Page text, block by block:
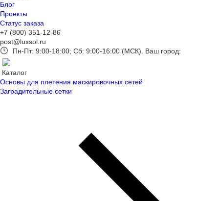
Блог
Проекты
Статус заказа
+7 (800) 351-12-86
post@luxsol.ru
Пн-Пт: 9:00-18:00; Сб: 9:00-16:00 (МСК). Ваш город:
Каталог
Основы для плетения маскировочных сетей
Заградительные сетки